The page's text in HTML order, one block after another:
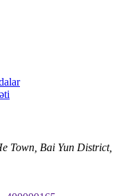
Town, Bai Yun District,